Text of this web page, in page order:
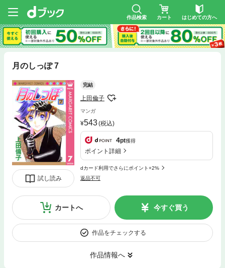
作品検索 カート はじめての方へ
月のしっぽ 7
試し読み
完結
上田倫子
マンガ
543(税込)
4pt獲得
ポイント詳細
dカード利用でさらにポイント+2%
返品不可
カートへ 今すぐ買う
作品をチェックする
作品情報へ